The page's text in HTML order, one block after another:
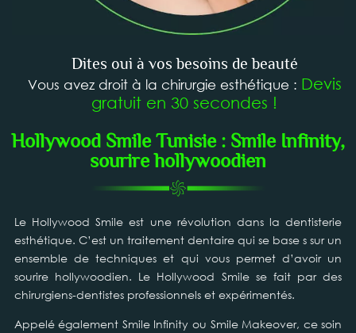
Dites oui à vos besoins de beauté
Vous avez droit à la chirurgie esthétique : Devis
gratuit en 30 secondes !
Hollywood Smile Tunisie : Smile Infinity,
sourire hollywoodien
Le Hollywood Smile est une révolution dans la dentisterie
esthétique. C’est un traitement dentaire qui se base s sur un
ensemble de techniques et qui vous permet d’avoir un
sourire hollywoodien. Le Hollywood Smile se fait par des
chirurgiens-dentistes professionnels et expérimentés.
Appelé également Smile Infinity ou Smile Makeover, ce soin